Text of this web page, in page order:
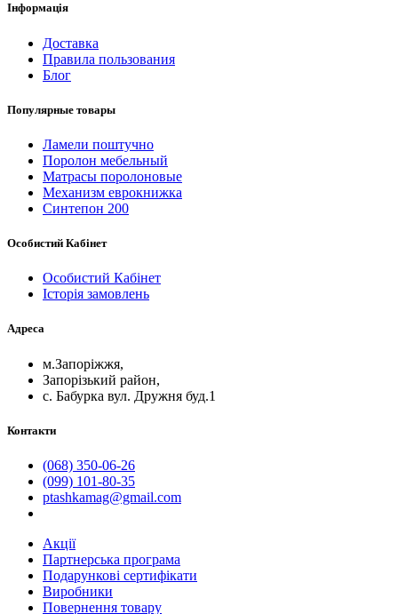
Інформація
Доставка
Правила пользования
Блог
Популярные товары
Ламели поштучно
Поролон мебельный
Матрасы поролоновые
Механизм еврокнижка
Синтепон 200
Особистий Кабінет
Особистий Кабінет
Історія замовлень
Адреса
м.Запоріжжя,
Запорізький район,
с. Бабурка вул. Дружня буд.1
Контакти
(068) 350-06-26
(099) 101-80-35
ptashkamag@gmail.com
Акції
Партнерська програма
Подарункові сертифікати
Виробники
Повернення товару